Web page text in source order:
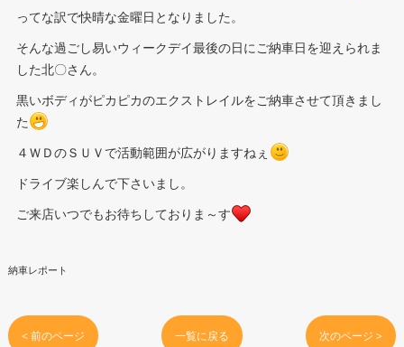
ってな訳で快晴な金曜日となりました。
そんな過ごし易いウィークデイ最後の日にご納車日を迎えられま
した北〇さん。
黒いボディがピカピカのエクストレイルをご納車させて頂きまし
た
４ＷＤのＳＵＶで活動範囲が広がりますねぇ
ドライブ楽しんで下さいまし。
ご来店いつでもお待ちしておりま～す
納車レポート
< 前のページ 一覧に戻る 次のページ >